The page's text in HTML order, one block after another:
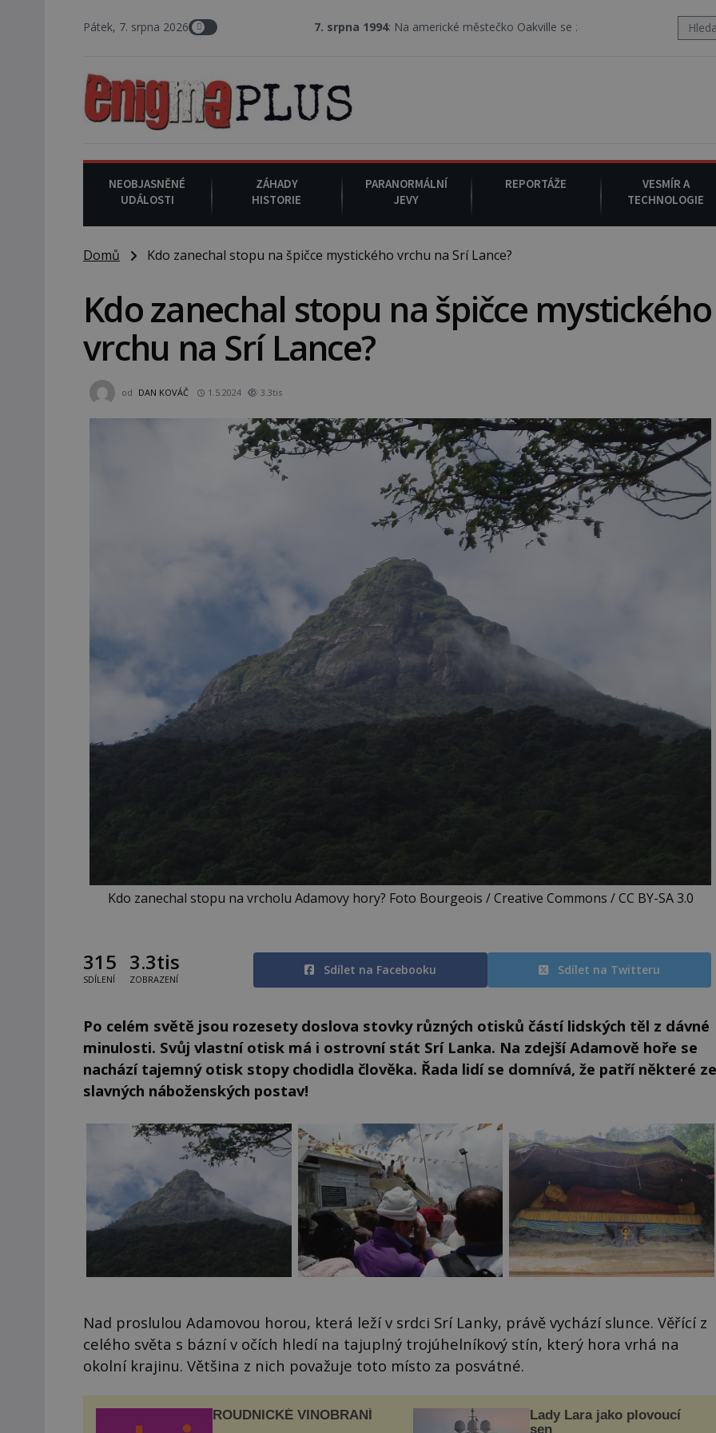
Pátek, 7. srpna 2026 : Na americké městečko Oakville se z nebe snáší podivná rosolovitá látka
NEOBJASNĚNÉ
UDÁLOSTI
ZÁHADY
HISTORIE
PARANORMÁLNÍ
JEVY
REPORTÁŽE
VESMÍR A
TECHNOLOGIE
Domů Kdo zanechal stopu na špičce mystického vrchu na Srí Lance?
Kdo zanechal stopu na špičce mystického
vrchu na Srí Lance?
od DAN KOVÁČ 1.5.2024 3.3tis
Kdo zanechal stopu na vrcholu Adamovy hory? Foto Bourgeois / Creative Commons / CC BY-SA 3.0
315
SDÍLENÍ
3.3tis
ZOBRAZENÍ
Sdílet na Facebooku Sdílet na Twitteru
Po celém světě jsou rozesety doslova stovky různých otisků částí lidských těl z dávné
minulosti. Svůj vlastní otisk má i ostrovní stát Srí Lanka. Na zdejší Adamově hoře se
nachází tajemný otisk stopy chodidla člověka. Řada lidí se domnívá, že patří některé ze
slavných náboženských postav!
Nad proslulou Adamovou horou, která leží v srdci Srí Lanky, právě vychází slunce. Věřící z
celého světa s bázní v očích hledí na tajuplný trojúhelníkový stín, který hora vrhá na
okolní krajinu. Většina z nich považuje toto místo za posvátné.
ROUDNICKÉ VINOBRANÍ
Lady Lara jako plovoucí
sen